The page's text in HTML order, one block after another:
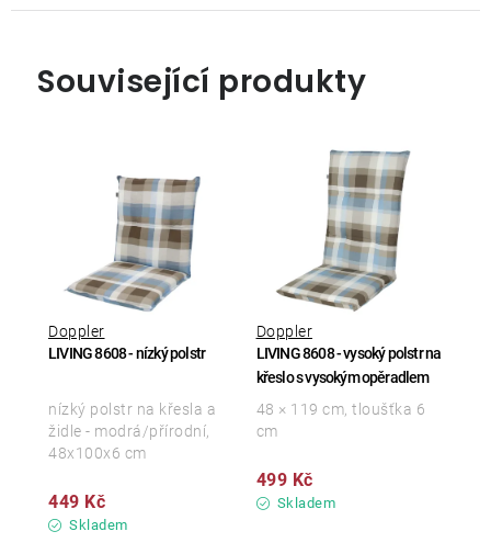
Související produkty
LIVING 8608 - nízký polstr
Doppler
Skladem
449 Kč
nízký polstr na křesla a
židle - modrá/přírodní,
48x100x6 cm
LIVING 8608 - vysoký polstr na
křeslo s vysokým opěradlem
Doppler
Skladem
499 Kč
48 × 119 cm, tloušťka 6
cm